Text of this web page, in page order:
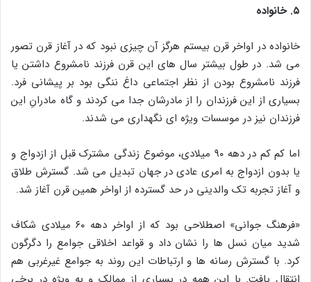
۵. خانواده
خانواده در اواخر قرن بیستم هرگز آن چیزی نبود که در آغاز قرن تصور
می‌ شد. در طول بیشتر سال‌ های این قرن فرزند نامشروع داشتن یا
فرزند نامشروع‌ بودن از نظر اجتماعی داغ ننگی بود بر پیشانی فرد.
بسیاری از این فرزندان را از مادرشان جدا می‌ کردند و گاه مادرانِ این
فرزندان نیز در موسسات ویژه‌ ای نگهداری می‌ شدند.
اما کم کم در دهه ۹۰ میلادی، موضوع زندگی مشترک قبل از ازدواج و
یا بدون ازدواج به امری عادی در جهان تبدیل می‌ شد. گسترش طلاق
و آغاز تجربه تک‌ والدینی در حد گسترده از اواخر همین قرن آغاز شد.
«فرهنگ جوانی» اصطلاحی بود که از اواخر دهه ۶۰ میلادی شکاف
شدید میان نسل‌ ها را نشان داد و قواعد اخلاقی جوامع را دگرگون
کرد. با گسترش رسانه‌ ها و ارتباطات این روند به جوامع غیرغربی هم